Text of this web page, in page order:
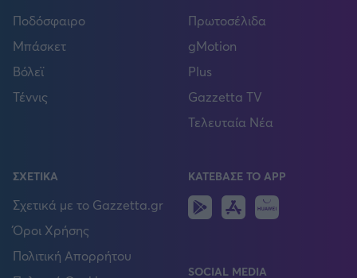
Ποδόσφαιρο
Μπάσκετ
Βόλεϊ
Τέννις
Πρωτοσέλιδα
gMotion
Plus
Gazzetta TV
Τελευταία Νέα
ΣΧΕΤΙΚΑ
Σχετικά με το Gazzetta.gr
Όροι Χρήσης
Πολιτική Απορρήτου
ΚΑΤΕΒΑΣΕ ΤΟ APP
Android
IOS
SOCIAL MEDIA